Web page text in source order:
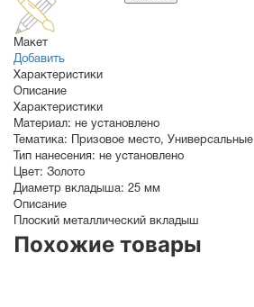
Макет
Добавить
Характеристики
Описание
Характеристики
Материал: не установлено
Тематика:
Призовое место, Универсальные
Тип нанесения: не установлено
Цвет: Золото
Диаметр вкладыша: 25 мм
Описание
Плоский металлический вкладыш
Похожие товары